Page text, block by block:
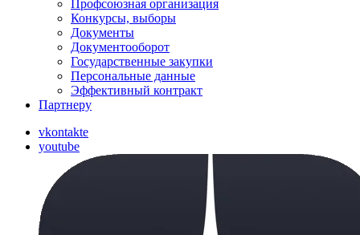
Профсоюзная организация
Конкурсы, выборы
Документы
Документооборот
Государственные закупки
Персональные данные
Эффективный контракт
Партнеру
vkontakte
youtube